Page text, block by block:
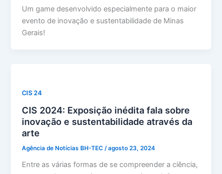
Um game desenvolvido especialmente para o maior
evento de inovação e sustentabilidade de Minas
Gerais!
CIS 24
CIS 2024: Exposição inédita fala sobre
inovação e sustentabilidade através da
arte
Agência de Notícias BH-TEC/agosto 23, 2024
Entre as várias formas de se compreender a ciência,